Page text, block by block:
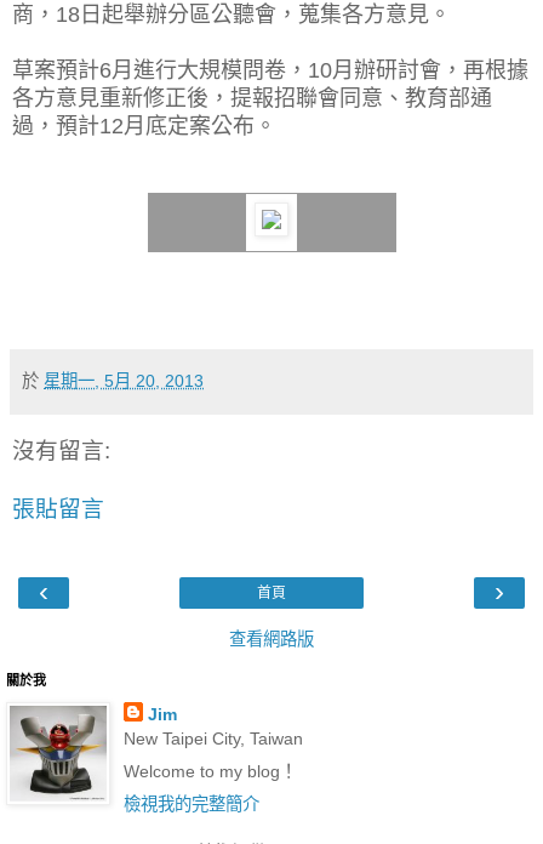
商，18日起舉辦分區公聽會，蒐集各方意見。
草案預計6月進行大規模問卷，10月辦研討會，再根據
各方意見重新修正後，提報招聯會同意、教育部通
過，預計12月底定案公布。
於 星期一, 5月 20, 2013
沒有留言:
張貼留言
‹ ›
首頁
查看網路版
關於我
Jim
New Taipei City, Taiwan
Welcome to my blog！
檢視我的完整簡介